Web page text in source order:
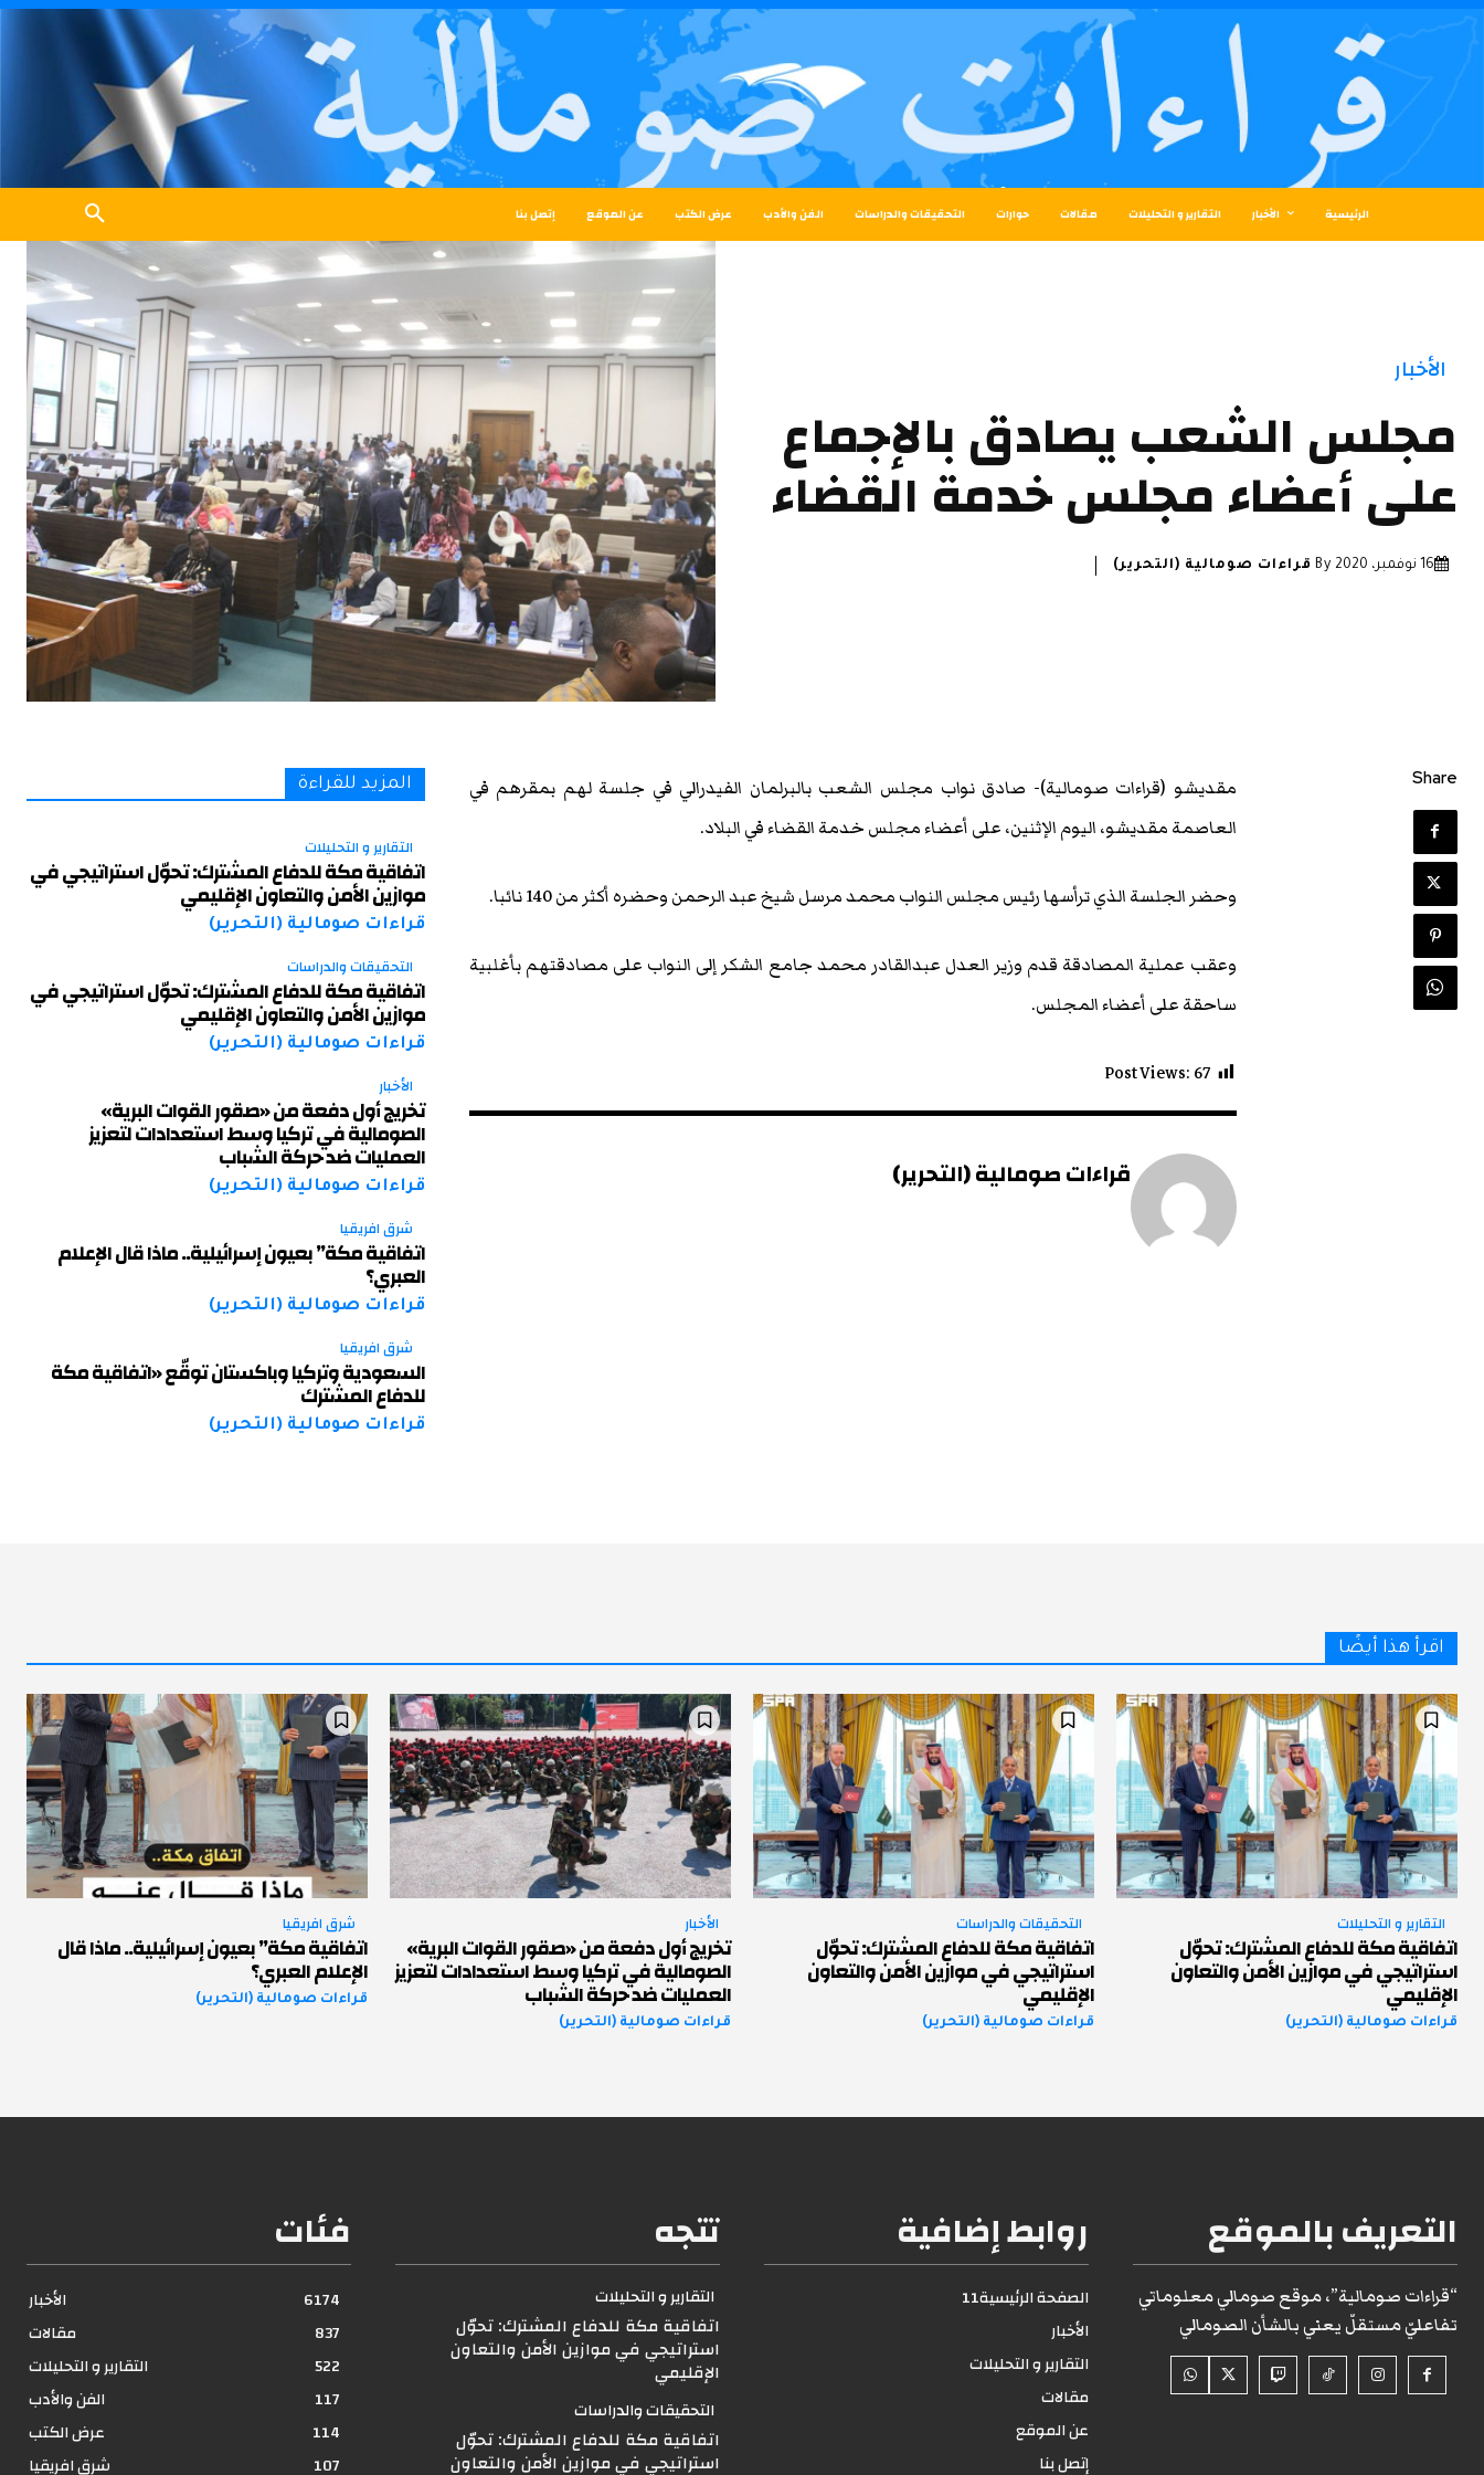
الرئيسية الأخبار التقارير و التحليلات مقالات حوارات التحقيقات والدراسات الفن والأدب عرض الكتب عن الموقع إتصل بنا
الأخبار
مجلس الشعب يصادق بالإجماع
على أعضاء مجلس خدمة القضاء
16 نوفمبر، 2020 By قراءات صومالية (التحرير)
المزيد للقراءة
التقارير و التحليلات
اتفاقية مكة للدفاع المشترك: تحوّل استراتيجي في
موازين الأمن والتعاون الإقليمي
قراءات صومالية (التحرير)
التحقيقات والدراسات
اتفاقية مكة للدفاع المشترك: تحوّل استراتيجي في
موازين الأمن والتعاون الإقليمي
قراءات صومالية (التحرير)
الأخبار
تخريج أول دفعة من «صقور القوات البرية»
الصومالية في تركيا وسط استعدادات لتعزيز
العمليات ضد حركة الشباب
قراءات صومالية (التحرير)
شرق افريقيا
اتفاقية مكة” بعيون إسرائيلية.. ماذا قال الإعلام
العبري؟
قراءات صومالية (التحرير)
شرق افريقيا
السعودية وتركيا وباكستان توقّع «اتفاقية مكة
للدفاع المشترك
قراءات صومالية (التحرير)
مقديشو (قراءات صومالية)- صادق نواب مجلس الشعب بالبرلمان الفيدرالي في جلسة لهم بمقرهم في
العاصمة مقديشو، اليوم الإثنين، على أعضاء مجلس خدمة القضاء في البلاد.
وحضر الجلسة الذي ترأسها رئيس مجلس النواب محمد مرسل شيخ عبد الرحمن وحضره أكثر من 140 نائبا.
وعقب عملية المصادقة قدم وزير العدل عبدالقادر محمد جامع الشكر إلى النواب على مصادقتهم بأغلبية
ساحقة على أعضاء المجلس.
Post Views: 67
قراءات صومالية (التحرير)
Share
اقرأ هذا أيضًا
التقارير و التحليلات
اتفاقية مكة للدفاع المشترك: تحوّل
استراتيجي في موازين الأمن والتعاون
الإقليمي
قراءات صومالية (التحرير)
التحقيقات والدراسات
اتفاقية مكة للدفاع المشترك: تحوّل
استراتيجي في موازين الأمن والتعاون
الإقليمي
قراءات صومالية (التحرير)
الأخبار
تخريج أول دفعة من «صقور القوات البرية»
الصومالية في تركيا وسط استعدادات لتعزيز
العمليات ضد حركة الشباب
قراءات صومالية (التحرير)
شرق افريقيا
اتفاقية مكة” بعيون إسرائيلية.. ماذا قال
الإعلام العبري؟
قراءات صومالية (التحرير)
فئات
الأخبار
6174
مقالات
837
التقارير و التحليلات
522
الفن والأدب
117
عرض الكتب
114
شرق افريقيا
107
تتجه
التقارير و التحليلات
اتفاقية مكة للدفاع المشترك: تحوّل
استراتيجي في موازين الأمن والتعاون
الإقليمي
التحقيقات والدراسات
اتفاقية مكة للدفاع المشترك: تحوّل
استراتيجي في موازين الأمن والتعاون
روابط إضافية
الصفحة الرئيسية11
الأخبار
التقارير و التحليلات
مقالات
عن الموقع
إتصل بنا
التعريف بالموقع
“قراءات صومالية”، موقع صومالي معلوماتي
تفاعليّ مستقلّ يعني بالشأن الصومالي